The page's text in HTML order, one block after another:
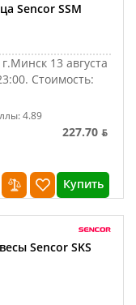
Sencor SSM
13 августа
Стоимость:
4.89
227.70 ƃ
Купить
Sencor SKS